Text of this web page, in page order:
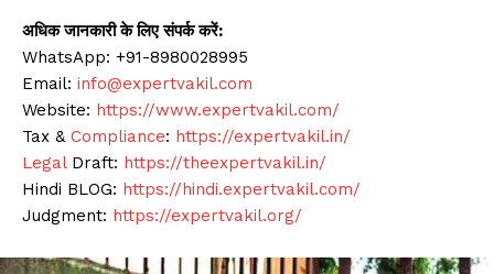
अधिक जानकारी के लिए संपर्क करें:
WhatsApp: +91-8980028995
Email: info@expertvakil.com
Website: https://www.expertvakil.com/
Tax & Compliance: https://expertvakil.in/
LegalDraft: https://theexpertvakil.in/
Hindi BLOG: https://hindi.expertvakil.com/
Judgment: https://expertvakil.org/